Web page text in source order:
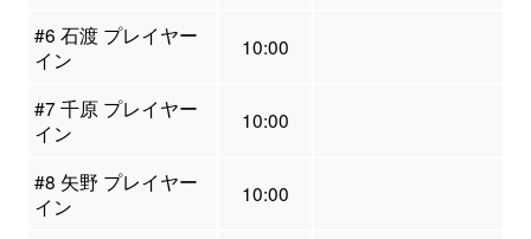
#6 石渡 プレイヤー
イン
10:00
#7 千原 プレイヤー
イン
10:00
#8 矢野 プレイヤー
イン
10:00